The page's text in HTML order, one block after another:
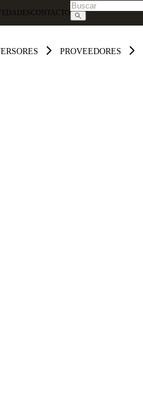
CONTACTO
PROVEEDORES